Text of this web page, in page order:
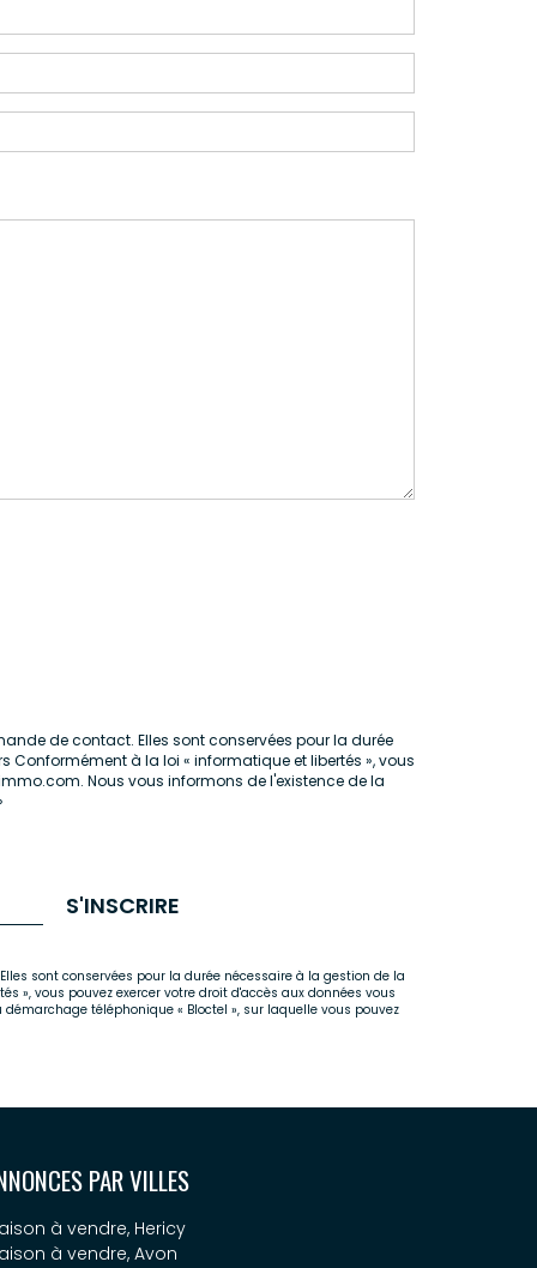
de contact. Elles sont conservées pour la durée
à la loi « informatique et libertés », vous
Nous vous informons de l'existence de la
S'INSCRIRE
sont conservées pour la durée nécessaire à la gestion de la
vous pouvez exercer votre droit d'accès aux données vous
téléphonique « Bloctel », sur laquelle vous pouvez
PAR VILLES
à vendre, Hericy
à vendre, Avon